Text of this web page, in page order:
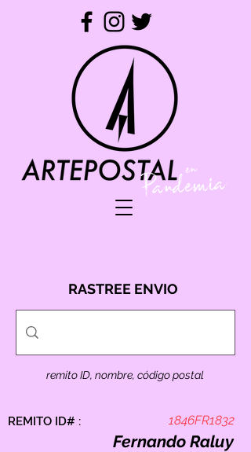
RASTREE ENVIO
remito ID, nombre, código postal
REMITO ID# : 1846FR1832
Fernando Raluy